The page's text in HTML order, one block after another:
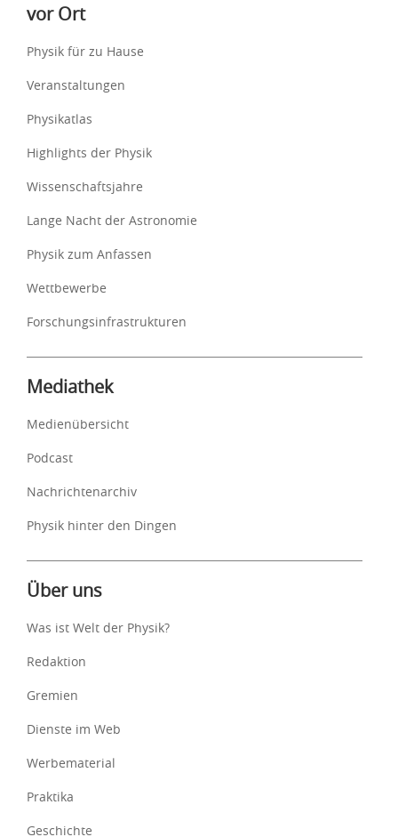
vor Ort
Physik für zu Hause
Veranstaltungen
Physikatlas
Highlights der Physik
Wissenschaftsjahre
Lange Nacht der Astronomie
Physik zum Anfassen
Wettbewerbe
Forschungsinfrastrukturen
Mediathek
Medienübersicht
Podcast
Nachrichtenarchiv
Physik hinter den Dingen
Über uns
Was ist Welt der Physik?
Redaktion
Gremien
Dienste im Web
Werbematerial
Praktika
Geschichte